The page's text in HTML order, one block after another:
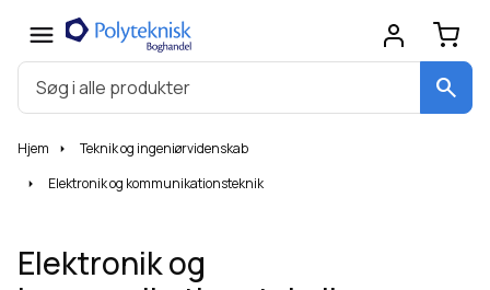
search
Hjem
Teknik og ingeniørvidenskab
Elektronik og kommunikationsteknik
Elektronik og